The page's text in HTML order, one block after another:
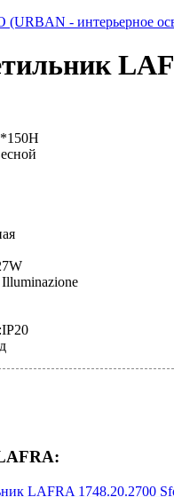
- интерьерное
IP20